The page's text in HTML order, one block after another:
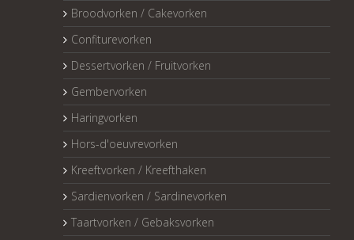
Broodvorken / Cakevorken
Confiturevorken
Dessertvorken / Fruitvorken
Gembervorken
Haringvorken
Hors-d'oeuvrevorken
Kreeftvorken / Kreefthaken
Sardienvorken / Sardinevorken
Taartvorken / Gebaksvorken